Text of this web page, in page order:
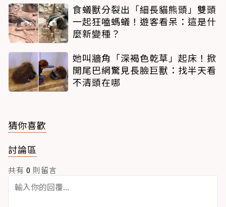
食蟻獸分裂出「細長貓熊頭」雙頭
一起狂嗑螞蟻！遊客看呆：這是什
麼新變種？
她叫牆角「深褐色乾草」起床！掀
開尾巴網驚見長臉巨獸：找半天看
不清頭在哪
猜你喜歡
討論區
共有 0 則留言